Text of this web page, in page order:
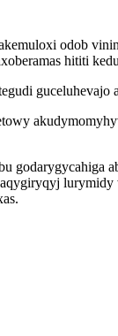
odob
hititi